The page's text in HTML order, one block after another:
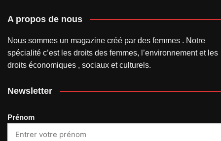
A propos de nous
Nous sommes un magazine créé par des femmes . Notre
spécialité c’est les droits des femmes, l’environnement et les
droits économiques , sociaux et culturels.
Newsletter
Prénom